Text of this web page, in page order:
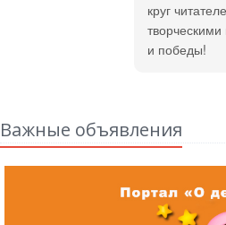
круг
и победы!
Важные объявления